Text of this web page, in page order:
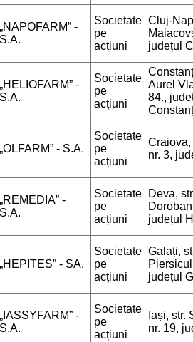
„NAPOFARM” -
S.A.
Societate
pe
acțiuni
Cluj-
județul
„HELIOFARM” -
S.A.
Societate
pe
acțiuni
Aurel
84.,
„OLFARM” - S.A.
Societate
pe
acțiuni
Craiova,
nr. 3,
„REMEDIA” -
S.A.
Societate
pe
acțiuni
Deva,
județul
„HEPITES” - SA.
Societate
pe
acțiuni
Galați,
județul
„IASSYFARM” -
S.A.
Societate
pe
acțiuni
Iași, str.
nr. 19,